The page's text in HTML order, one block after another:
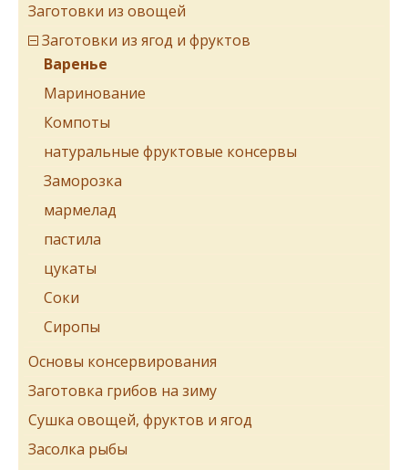
Заготовки из овощей
Заготовки из ягод и фруктов
Варенье
Маринование
Компоты
натуральные фруктовые консервы
Заморозка
мармелад
пастила
цукаты
Соки
Сиропы
Основы консервирования
Заготовка грибов на зиму
Сушка овощей, фруктов и ягод
Засолка рыбы